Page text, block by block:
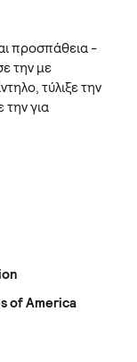
προσπάθεια -
την με
τύλιξε την
για
of America